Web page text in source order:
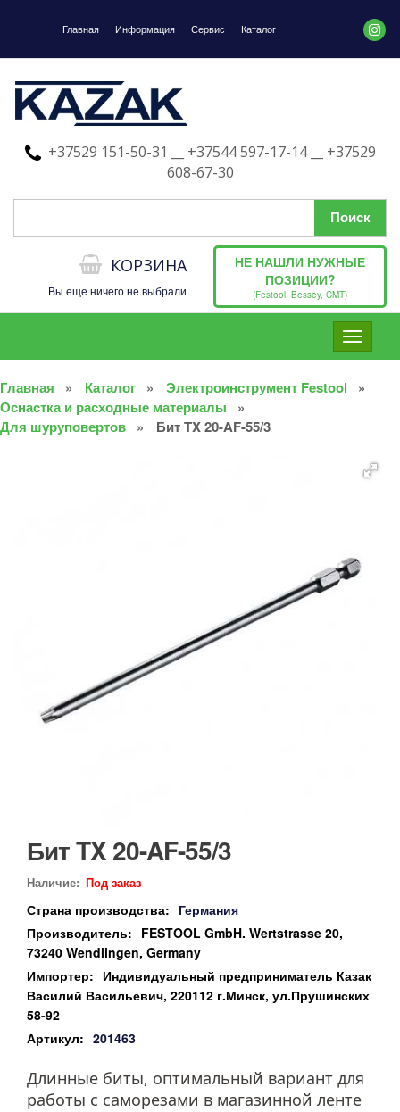
Главная Информация Сервис Каталог
+37529 151-50-31 __ +37544 597-17-14 __ +37529
608-67-30
КОРЗИНА
Вы еще ничего не выбрали
НЕ НАШЛИ НУЖНЫЕ
ПОЗИЦИИ?
(Festool, Bessey, CMT)
Toggle
Главная Каталог
Электроинструмент Festool
Оснастка и расходные материалы
Для шуруповертов
Бит TX 20-AF-55/3
Бит TX 20-AF-55/3
Наличие: Под заказ
Страна производства: Германия
Производитель: FESTOOL GmbH. Wertstrasse 20,
73240 Wendlingen, Germany
Импортер: Индивидуальный предприниматель Казак
Василий Васильевич, 220112 г.Минск, ул.Прушинских
58-92
Артикул: 201463
Длинные биты, оптимальный вариант для
работы с саморезами в магазинной ленте